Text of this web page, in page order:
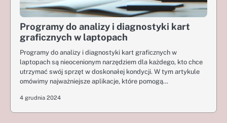
Programy do analizy i diagnostyki kart
graficznych w laptopach
Programy do analizy i diagnostyki kart graficznych w
laptopach są nieocenionym narzędziem dla każdego, kto chce
utrzymać swój sprzęt w doskonałej kondycji. W tym artykule
omówimy najważniejsze aplikacje, które pomogą…
4 grudnia 2024